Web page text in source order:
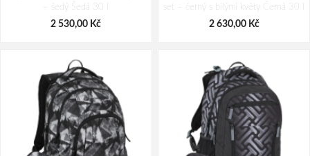
– šedý Šedá 30 l
2 530,00 Kč
set – černý s bílými květy Černá 30 l
2 630,00 Kč